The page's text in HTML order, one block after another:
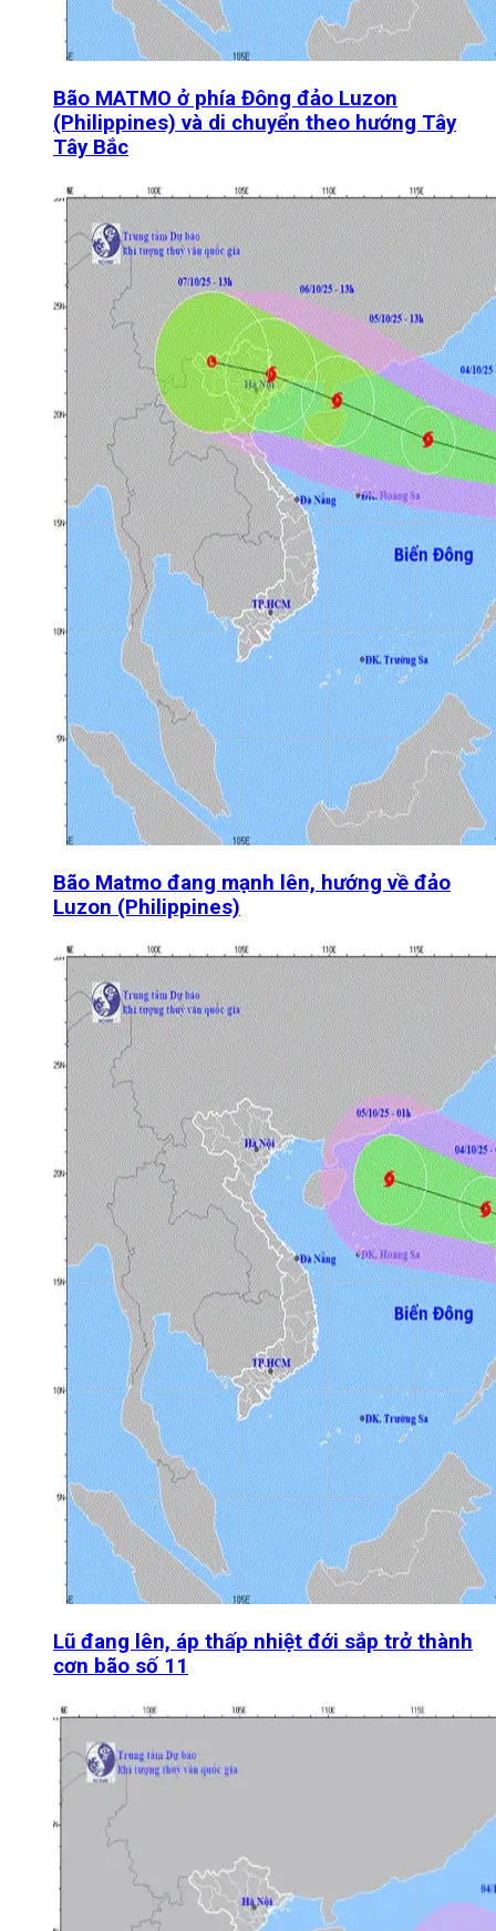
Bão MATMO ở phía Đông đảo Luzon
(Philippines) và di chuyển theo hướng Tây
Tây Bắc
Bão Matmo đang mạnh lên, hướng về đảo
Luzon (Philippines)
Lũ đang lên, áp thấp nhiệt đới sắp trở thành
cơn bão số 11